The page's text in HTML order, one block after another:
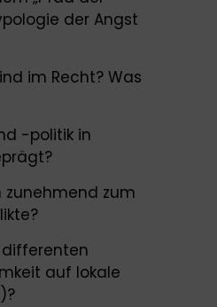
der Angst
im Recht? Was
-politik in
zum
auf lokale